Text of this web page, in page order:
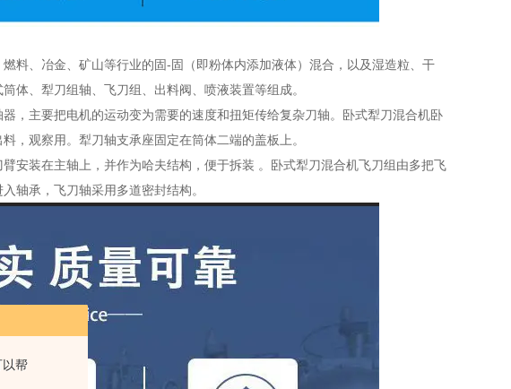
以帮
料、冶金、矿山等行业的固-固（即粉体内添加液体）混合，以及湿造粒、干
体、犁刀组轴、飞刀组、出料阀、喷液装置等组成。
，主要把电机的运动变为需要的速度和扭矩传给复杂刀轴。卧式犁刀混合机卧
，观察用。犁刀轴支承座固定在筒体二端的盖板上。
安装在主轴上，并作为哈夫结构，便于拆装 。卧式犁刀混合机飞刀组由多把飞
轴承，飞刀轴采用多道密封结构。